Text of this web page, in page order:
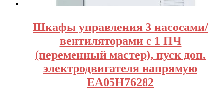
Шкафы управления 3 насосами/
вентиляторами с 1 ПЧ
(переменный мастер), пуск доп.
электродвигателя напрямую
EA05H76282